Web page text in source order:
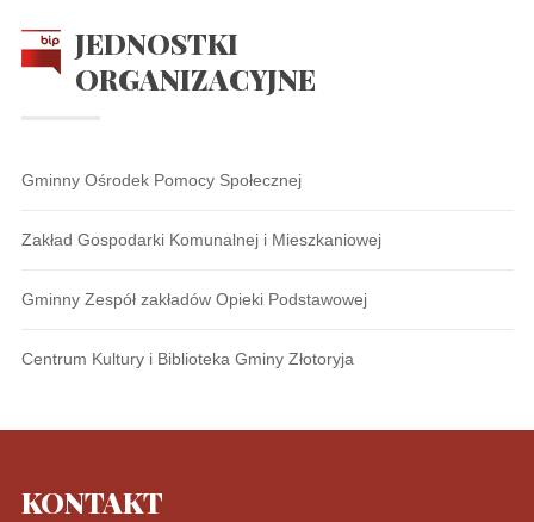
JEDNOSTKI
ORGANIZACYJNE
Gminny Ośrodek Pomocy Społecznej
Zakład Gospodarki Komunalnej i Mieszkaniowej
Gminny Zespół zakładów Opieki Podstawowej
Centrum Kultury i Biblioteka Gminy Złotoryja
KONTAKT